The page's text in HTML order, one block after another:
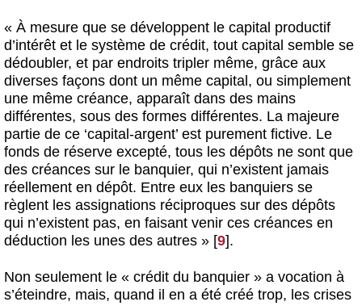
« À mesure que se développent le capital productif
d’intérêt et le système de crédit, tout capital semble se
dédoubler, et par endroits tripler même, grâce aux
diverses façons dont un même capital, ou simplement
une même créance, apparaît dans des mains
différentes, sous des formes différentes. La majeure
partie de ce ‘capital-argent’ est purement fictive. Le
fonds de réserve excepté, tous les dépôts ne sont que
des créances sur le banquier, qui n’existent jamais
réellement en dépôt. Entre eux les banquiers se
règlent les assignations réciproques sur des dépôts
qui n’existent pas, en faisant venir ces créances en
déduction les unes des autres » [9].
Non seulement le « crédit du banquier » a vocation à
s’éteindre, mais, quand il en a été créé trop, les crises